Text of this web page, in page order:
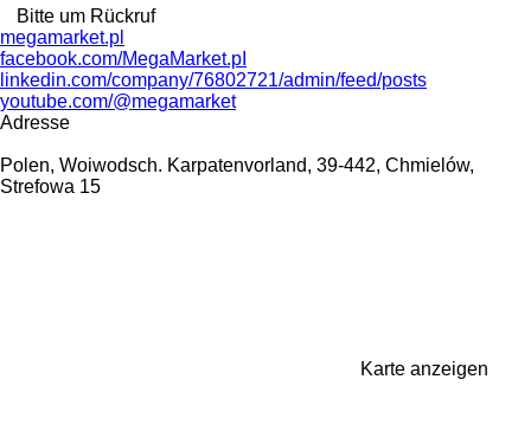
Bitte um Rückruf
megamarket.pl
facebook.com/MegaMarket.pI
linkedin.com/company/76802721/admin/feed/posts
youtube.com/@megamarket
Adresse
Polen, Woiwodsch. Karpatenvorland, 39-442, Chmielów,
Strefowa 15
Karte anzeigen